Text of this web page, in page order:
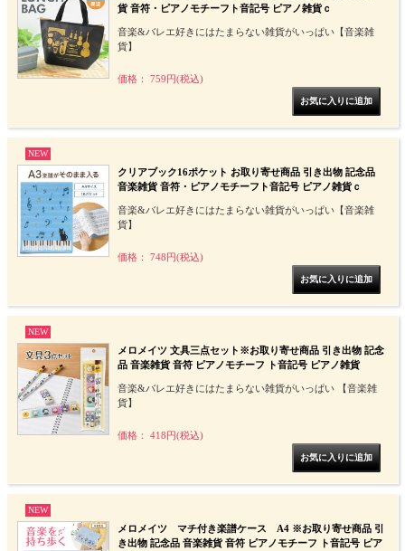
貨 音符・ピアノモチーフト音記号 ピアノ雑貨ｃ
音楽&バレエ好きにはたまらない雑貨がいっぱい【音楽雑
貨】
価格： 759円(税込)
NEW
クリアブック16ポケット お取り寄せ商品 引き出物 記念品
音楽雑貨 音符・ピアノモチーフト音記号 ピアノ雑貨ｃ
音楽&バレエ好きにはたまらない雑貨がいっぱい【音楽雑
貨】
価格： 748円(税込)
NEW
メロメイツ 文具三点セット※お取り寄せ商品 引き出物 記念
品 音楽雑貨 音符 ピアノモチーフ ト音記号 ピアノ雑貨
音楽&バレエ好きにはたまらない雑貨がいっぱい 【音楽雑
貨】
価格： 418円(税込)
NEW
メロメイツ マチ付き楽譜ケース A4 ※お取り寄せ商品 引
き出物 記念品 音楽雑貨 音符 ピアノモチーフ ト音記号 ピア